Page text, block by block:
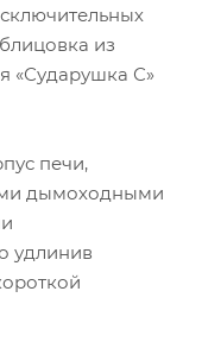
из
«Сударушка С»
печи,
дымоходными
удлинив